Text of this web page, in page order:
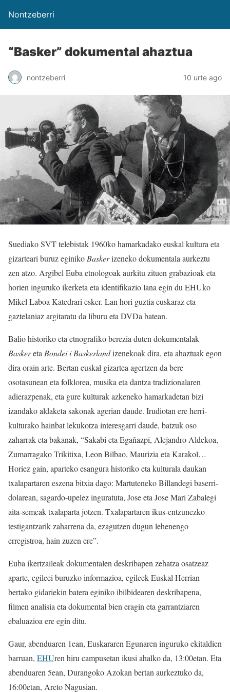
Nontzeberri
“Basker” dokumental ahaztua
nontzeberri 10 urte ago
Suediako SVT telebistak 1960ko hamarkadako euskal kultura eta
gizarteari buruz eginikoBaskerizeneko dokumentala aurkeztu
zen atzo. Argibel Euba etnologoak aurkitu zituen grabazioak eta
horien inguruko ikerketa eta identifikazio lana egin du EHUko
Mikel Laboa Katedrari esker. Lan hori guztia euskaraz eta
gaztelaniaz argitaratu da liburu eta DVDa batean.
Balio historiko eta etnografiko berezia duten dokumentalak
BaskeretaBondei i Baskerlandizenekoak dira, eta ahaztuak egon
dira orain arte. Bertan euskal gizartea agertzen da bere
osotasunean eta folklorea, musika eta dantza tradizionalaren
adierazpenak, eta gure kulturak azkeneko hamarkadetan bizi
izandako aldaketa sakonak agerian daude. Irudiotan ere herri-
kulturako hainbat lekukotza interesgarri daude, batzuk oso
zaharrak eta bakanak, “Sakabi eta Egañazpi, Alejandro Aldekoa,
Zumarragako Trikitixa, Leon Bilbao, Maurizia eta Karakol…
Horiez gain, aparteko esangura historiko eta kulturala daukan
txalapartaren eszena bitxia dago: Martuteneko Billandegi baserri-
dolarean, sagardo-upelez inguratuta, Jose eta Jose Mari Zabalegi
aita-semeak txalaparta jotzen. Txalapartaren ikus-entzunezko
testigantzarik zaharrena da, ezagutzen dugun lehenengo
erregistroa, hain zuzen ere”.
Euba ikertzaileak dokumentalen deskribapen zehatza osatzeaz
aparte, egileei buruzko informazioa, egileek Euskal Herrian
bertako gidariekin batera eginiko ibilbidearen deskribapena,
filmen analisia eta dokumental bien eragin eta garrantziaren
ebaluazioa ere egin ditu.
Gaur, abenduaren 1ean, Euskararen Egunaren inguruko ekitaldien
barruan, EHUren hiru campusetan ikusi ahalko da, 13:00etan. Eta
abenduaren 5ean, Durangoko Azokan bertan aurkeztuko da,
16:00etan, Areto Nagusian.